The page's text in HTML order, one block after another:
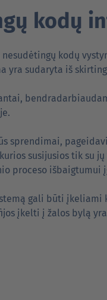
kodų
nesudėtingų kodų
yra sudaryta iš
sprendimai,
susijusios tik su
proceso
gali būti
įkelti į žalos bylą